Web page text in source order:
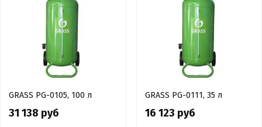
GRASS PG-0105, 100 л
31 138 руб
GRASS PG-0111, 35 л
16 123 руб